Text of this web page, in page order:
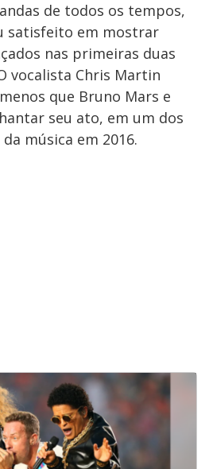
de todos os tempos,
satisfeito em mostrar
nas primeiras duas
vocalista Chris Martin
que Bruno Mars e
seu ato, em um dos
música em 2016.